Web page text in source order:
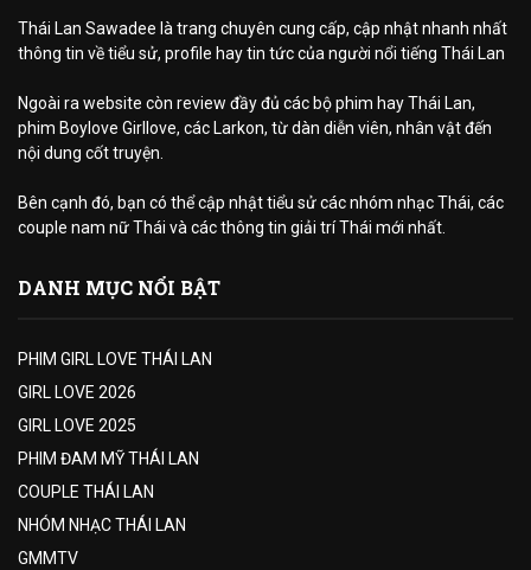
Thái Lan Sawadee là trang chuyên cung cấp, cập nhật nhanh nhất
thông tin về tiểu sử, profile hay tin tức của người nổi tiếng Thái Lan
Ngoài ra website còn review đầy đủ các bộ phim hay Thái Lan,
phim Boylove Girllove, các Larkon, từ dàn diễn viên, nhân vật đến
nội dung cốt truyện.
Bên cạnh đó, bạn có thể cập nhật tiểu sử các nhóm nhạc Thái, các
couple nam nữ Thái và các thông tin giải trí Thái mới nhất.
DANH MỤC NỔI BẬT
PHIM GIRL LOVE THÁI LAN
GIRL LOVE 2026
GIRL LOVE 2025
PHIM ĐAM MỸ THÁI LAN
COUPLE THÁI LAN
NHÓM NHẠC THÁI LAN
GMMTV